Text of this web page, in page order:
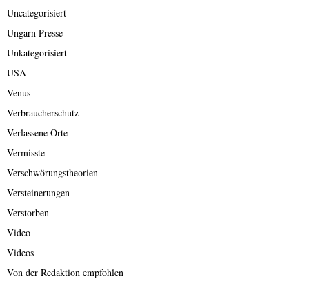
Uncategorisiert
Ungarn Presse
Unkategorisiert
USA
Venus
Verbraucherschutz
Verlassene Orte
Vermisste
Verschwörungstheorien
Versteinerungen
Verstorben
Video
Videos
Von der Redaktion empfohlen